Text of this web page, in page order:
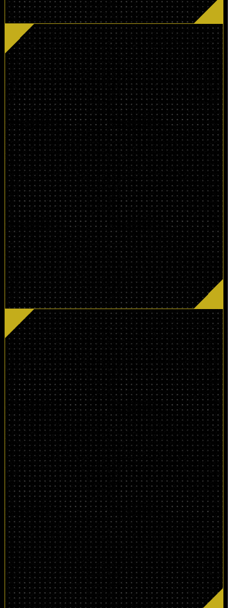
3,850 円 （税込）
（通常価格13,200円〜）
11,000 円 （税込）
（通常価格22,000円〜）